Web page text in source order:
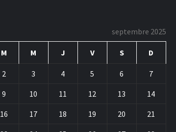
septembre 2025
M M J V S D
2 3 4 5 6 7
9 10 11 12 13 14
16 17 18 19 20 21